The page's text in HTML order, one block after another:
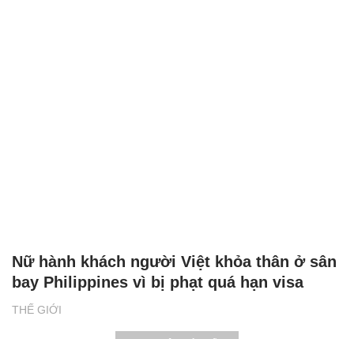
THẾ GIỚI
Nữ hành khách người Việt khỏa thân ở sân
bay Philippines vì bị phạt quá hạn visa